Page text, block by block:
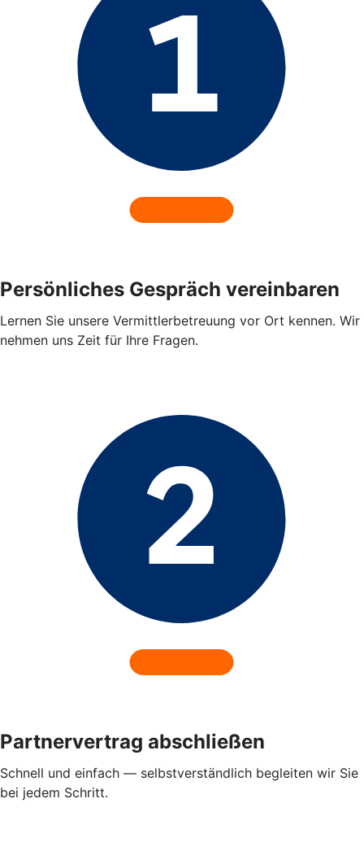
Persönliches Gespräch vereinbaren
Lernen Sie unsere Vermittlerbetreuung vor Ort kennen. Wir
nehmen uns Zeit für Ihre Fragen.
Partnervertrag abschließen
Schnell und einfach — selbstverständlich begleiten wir Sie
bei jedem Schritt.